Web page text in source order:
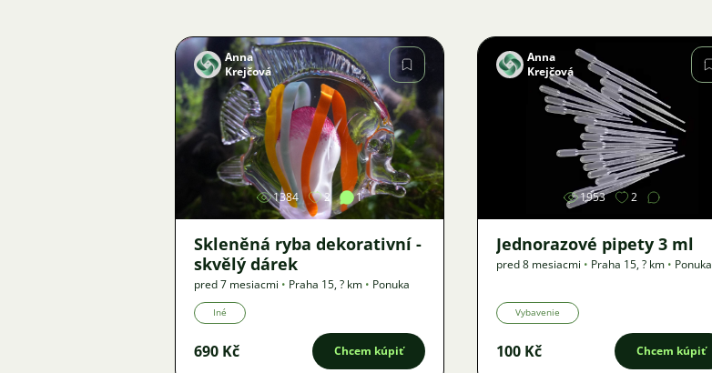
Obrázok
Anna
Krejčová
1384 2 1
Skleněná ryba dekorativní -
skvělý dárek
pred 7 mesiacmi • Praha 15,? km • Ponuka
Iné
690 Kč Chcem kúpiť
Obrázok
Anna
Krejčová
1953 2
Jednorazové pipety 3 ml
pred 8 mesiacmi • Praha 15,? km • Ponuka
Vybavenie
100 Kč Chcem kúpiť